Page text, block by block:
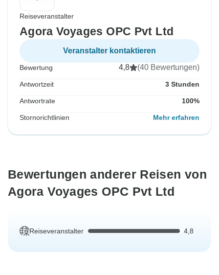
Reiseveranstalter
Agora Voyages OPC Pvt Ltd
Veranstalter kontaktieren
Bewertung 4,8 (40 Bewertungen)
Antwortzeit 3 Stunden
Antwortrate 100%
Stornorichtlinien Mehr erfahren
Bewertungen anderer Reisen von
Agora Voyages OPC Pvt Ltd
Reiseveranstalter 4,8